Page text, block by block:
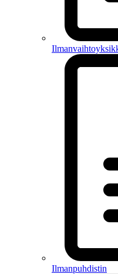
Ilmanpuhdistin